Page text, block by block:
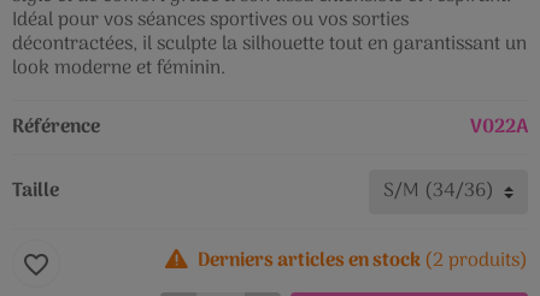
Idéal pour vos séances sportives ou vos sorties
décontractées, il sculpte la silhouette tout en garantissant un
look moderne et féminin.
Référence
V022A
Taille
Derniers articles en stock(2 produits)
favorite_border